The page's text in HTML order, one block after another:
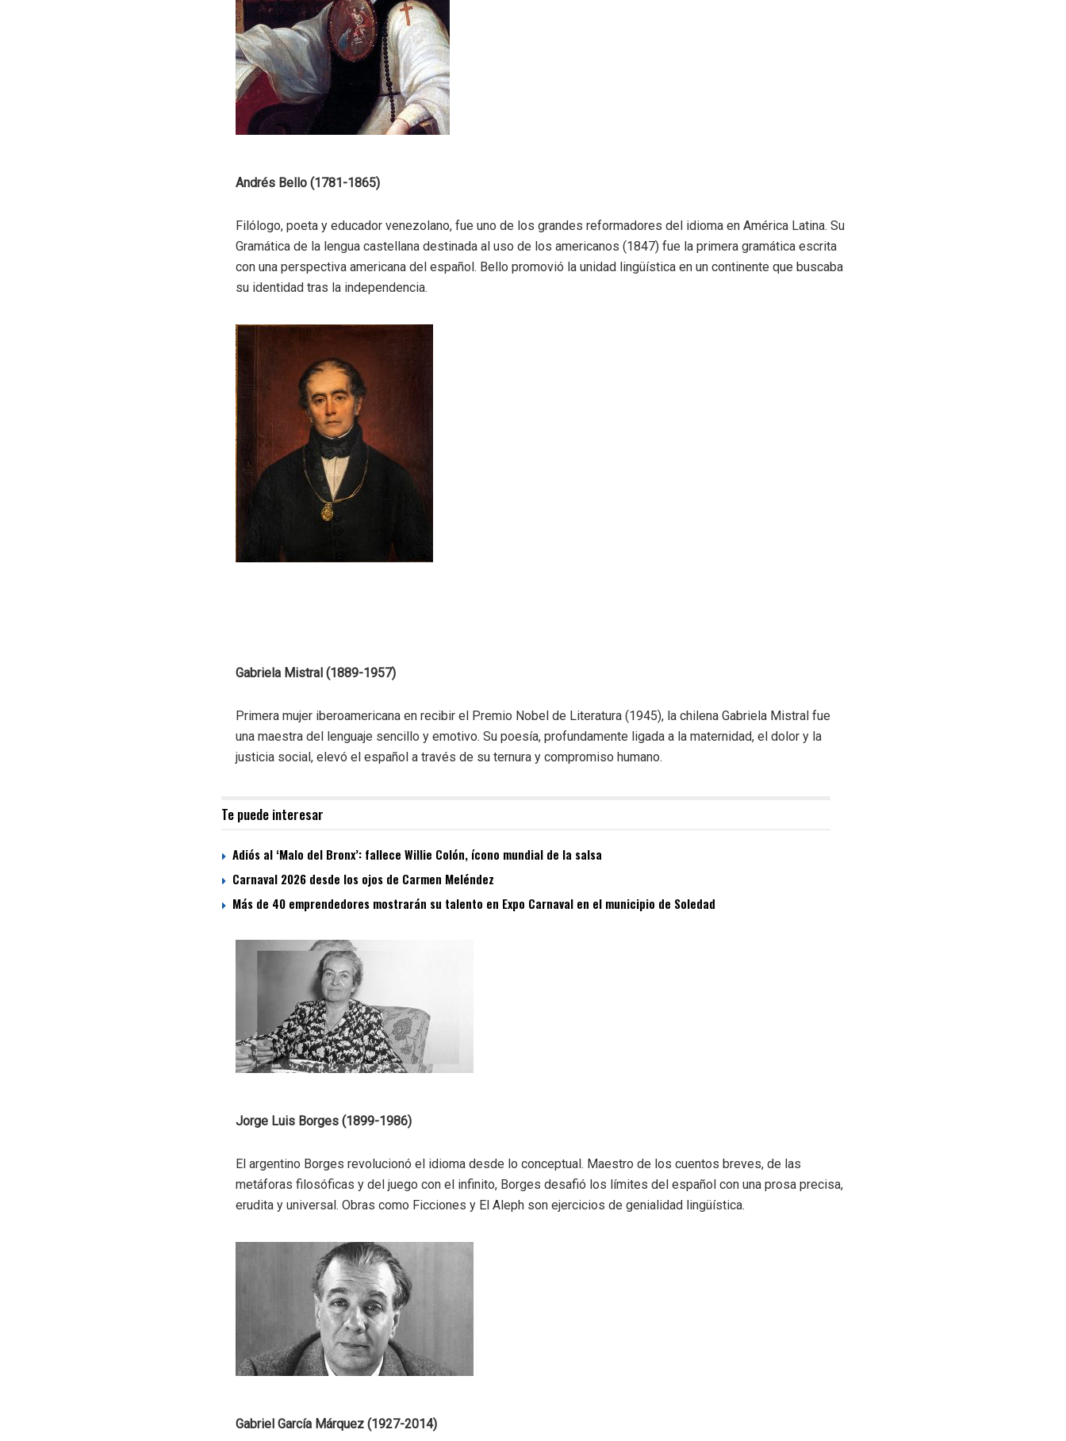
Andrés Bello (1781-1865)
Filólogo, poeta y educador venezolano, fue uno de los grandes reformadores del idioma en América Latina. Su
Gramática de la lengua castellana destinada al uso de los americanos (1847) fue la primera gramática escrita
con una perspectiva americana del español. Bello promovió la unidad lingüística en un continente que buscaba
su identidad tras la independencia.
Gabriela Mistral (1889-1957)
Primera mujer iberoamericana en recibir el Premio Nobel de Literatura (1945), la chilena Gabriela Mistral fue
una maestra del lenguaje sencillo y emotivo. Su poesía, profundamente ligada a la maternidad, el dolor y la
justicia social, elevó el español a través de su ternura y compromiso humano.
Te puede interesar
Adiós al ‘Malo del Bronx’: fallece Willie Colón, ícono mundial de la salsa
Carnaval 2026 desde los ojos de Carmen Meléndez
Más de 40 emprendedores mostrarán su talento en Expo Carnaval en el municipio de Soledad
Jorge Luis Borges (1899-1986)
El argentino Borges revolucionó el idioma desde lo conceptual. Maestro de los cuentos breves, de las
metáforas filosóficas y del juego con el infinito, Borges desafió los límites del español con una prosa precisa,
erudita y universal. Obras como Ficciones y El Aleph son ejercicios de genialidad lingüística.
Gabriel García Márquez (1927-2014)